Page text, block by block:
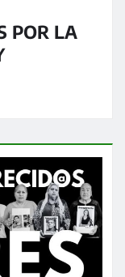
POR LA